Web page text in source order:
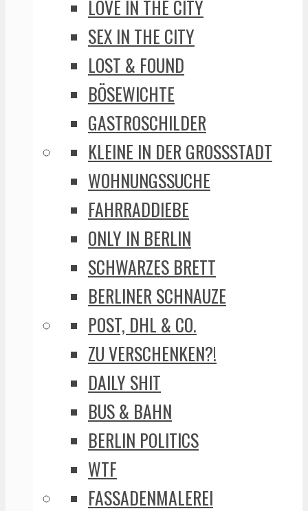
LOVE IN THE CITY
SEX IN THE CITY
LOST & FOUND
BÖSEWICHTE
GASTROSCHILDER
KLEINE IN DER GROSSSTADT
WOHNUNGSSUCHE
FAHRRADDIEBE
ONLY IN BERLIN
SCHWARZES BRETT
BERLINER SCHNAUZE
POST, DHL & CO.
ZU VERSCHENKEN?!
DAILY SHIT
BUS & BAHN
BERLIN POLITICS
WTF
FASSADENMALEREI